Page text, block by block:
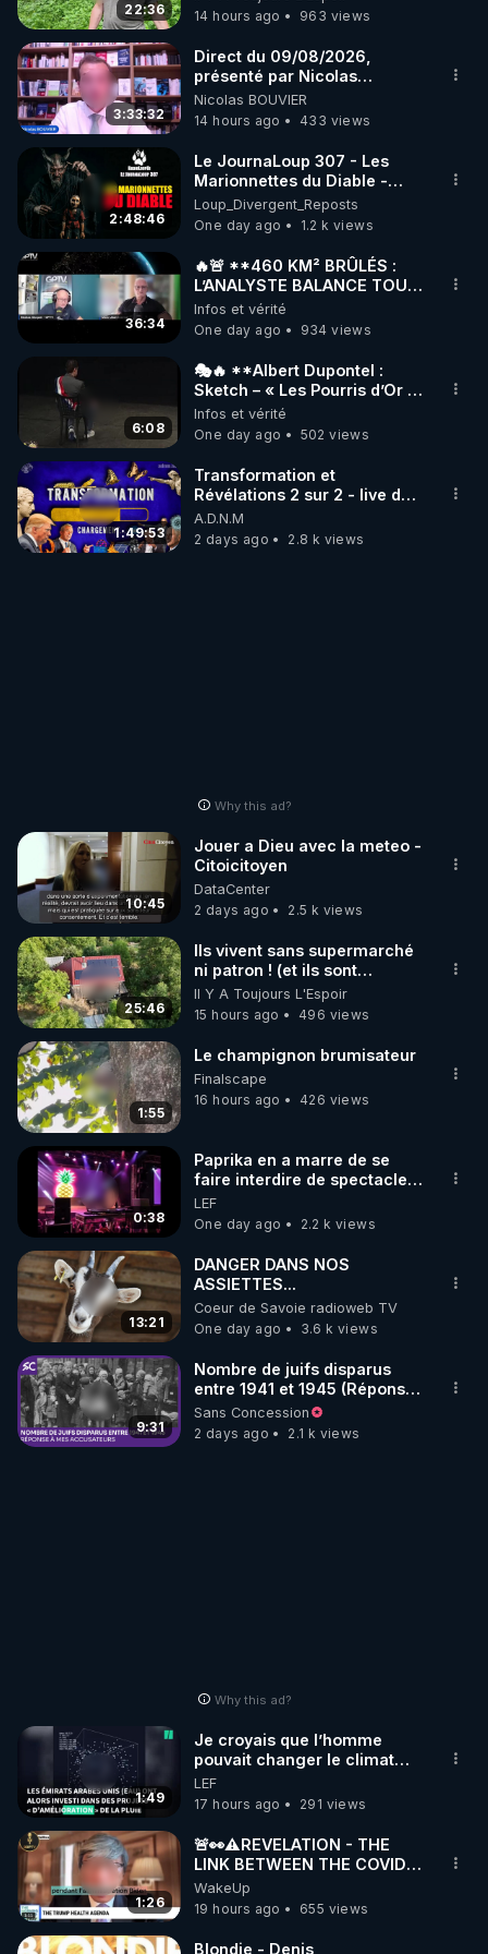
code : REGENERE10
▶ 30 jours gratuit sur l’application de méditation et
de bien-être ENVOL :
Rendez-vous sur https://www.envol.app/code
le code : REGENERE
22:36
14 hours ago
963 views
3:33:32
Direct du 09/08/2026,
présenté par Nicolas
BOUVIER
Nicolas BOUVIER
14 hours ago
433 views
2:48:46
Le JournaLoup 307 - Les
Marionnettes du Diable -
Loup Divergent 2026.08.07
Loup_Divergent_Reposts
One day ago
1.2 k views
36:34
🔥🚨 **460 KM² BRÛLÉS :
L’ANALYSTE BALANCE TOUT
SUR CETTE IMPOSTURE !**
🔥🌲 | GPTV
Infos et vérité
One day ago
934 views
6:08
🎭🔥 **Albert Dupontel :
Sketch – « Les Pourris d’Or »
🏆💰**
Infos et vérité
One day ago
502 views
1:49:53
Transformation et
Révélations 2 sur 2 - live du
07/08/26
A.D.N.M
2 days ago
2.8 k views
Why this ad?
10:45
Jouer a Dieu avec la meteo -
Citoicitoyen
DataCenter
2 days ago
2.5 k views
25:46
Ils vivent sans supermarché
ni patron ! (et ils sont
heureux)
Il Y A Toujours L'Espoir
15 hours ago
496 views
1:55
Le champignon brumisateur
Finalscape
16 hours ago
426 views
0:38
Paprika en a marre de se
faire interdire de spectacle.
Elle décide donc de devenir
DJ !
LEF
One day ago
2.2 k views
13:21
DANGER DANS NOS
ASSIETTES...
Coeur de Savoie radioweb TV
One day ago
3.6 k views
9:31
Nombre de juifs disparus
entre 1941 et 1945 (Réponse
à mes accusateurs)
Sans Concession
2 days ago
2.1 k views
Why this ad?
1:49
Je croyais que l’homme
pouvait changer le climat
relevait du complotisme…
Faites tourner !
LEF
17 hours ago
291 views
1:26
🚨👀⚠️REVELATION - THE
LINK BETWEEN THE COVID
VACCINE AND CANCER -LIEN
VACCIN COVID ET CANCER
WakeUp
19 hours ago
655 views
Blondie - Denis